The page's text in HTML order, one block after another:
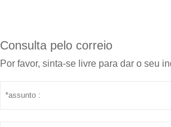
Consulta pelo correio
Por favor, sinta-se livre para dar o seu